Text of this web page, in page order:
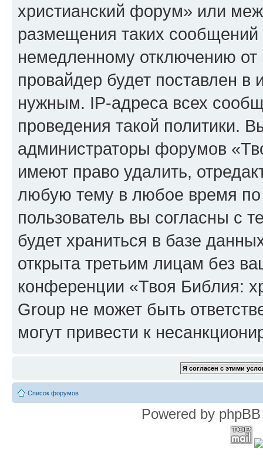
христианский форум» или
размещения таких
немедленному отключению
провайдер будет поставлен в
нужным. IP-адреса всех
проведения такой политики.
администраторы форумов
имеют право удалить,
любую тему в любое время
пользователь вы согласны с
будет храниться в базе
открыта третьим лицам без
конференции «Твоя Библия:
Group не может быть
могут привести к
Список форумов
Powered by